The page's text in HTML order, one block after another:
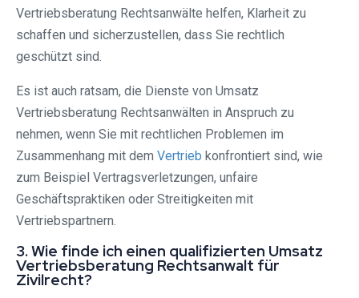
Vertriebsberatung Rechtsanwälte helfen, Klarheit zu
schaffen und sicherzustellen, dass Sie rechtlich
geschützt sind.
Es ist auch ratsam, die Dienste von Umsatz
Vertriebsberatung Rechtsanwälten in Anspruch zu
nehmen, wenn Sie mit rechtlichen Problemen im
Zusammenhang mit dem Vertrieb konfrontiert sind, wie
zum Beispiel Vertragsverletzungen, unfaire
Geschäftspraktiken oder Streitigkeiten mit
Vertriebspartnern.
3. Wie finde ich einen qualifizierten Umsatz
Vertriebsberatung Rechtsanwalt für
Zivilrecht?